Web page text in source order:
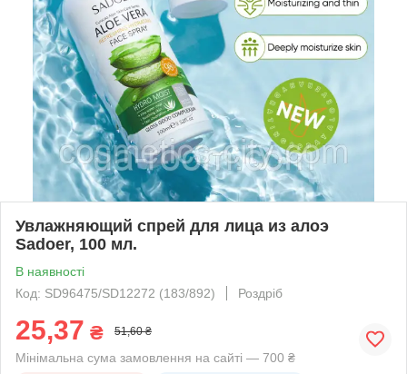
Увлажняющий спрей для лица из алоэ
Sadoer, 100 мл.
В наявності
Код: SD96475/SD12272 (183/892)
Роздріб
25,37 ₴ 51,60 ₴
Мінімальна сума замовлення на сайті — 700 ₴